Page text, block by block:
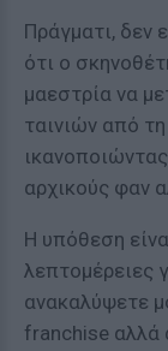
Πράγματι, δεν
ότι ο
μαεστρία να
ταινιών από
αρχικούς φαν
Η υπόθεση
λεπτομέρειες
ανακαλύψετε
franchise αλλά